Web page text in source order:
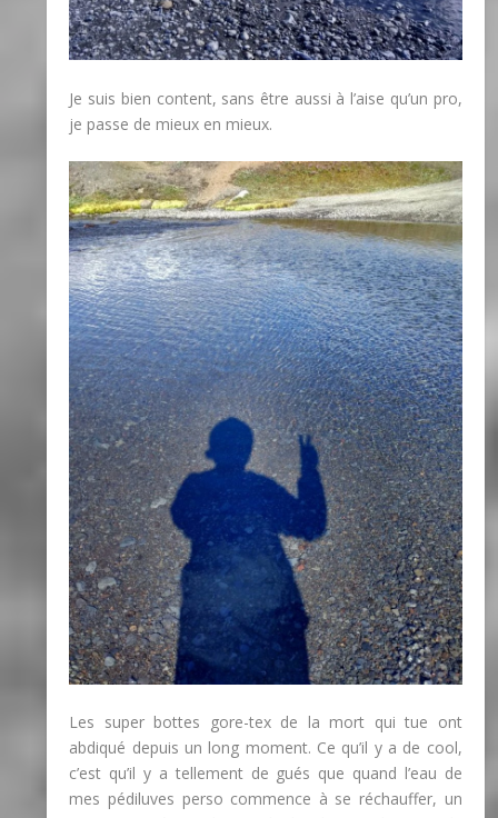
Je suis bien content, sans être aussi à l’aise qu’un pro,
je passe de mieux en mieux.
Les super bottes gore-tex de la mort qui tue ont
abdiqué depuis un long moment. Ce qu’il y a de cool,
c’est qu’il y a tellement de gués que quand l’eau de
mes pédiluves perso commence à se réchauffer, un